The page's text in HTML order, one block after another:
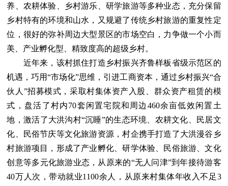
养、农耕体验、乡村游乐、研学旅游等多种业态，充分保留
乡村特有的环境和山水，又规避了传统乡村旅游的重复性定
位，很好的弥补周边大型景区的市场空白，力争做一个小而
美、产业孵化型、精致度高的超级乡村。
近年来，该村抓住打造乡村振兴齐鲁样板省级示范区的
机遇，巧用“市场化”思维，引进工商资本，通过乡村振兴“合
伙人”招募模式，采取村集体资产入股、群众资产租赁的模
式，盘活了村内70套闲置宅院和周边460余亩低效闲置土
地，激活了大洪沟村“沉睡”的生态环境、农耕文化、民居文
化、民俗节庆等文化旅游资源，村企携手打造了大洪漫谷乡
村旅游项目，形成了产业孵化、研学体验、民俗旅游、文化
创意等多元化旅游业态，从原来的“无人问津”到年接待游客
40万人次，带动就业1100余人，从原来村集体年收入不足3